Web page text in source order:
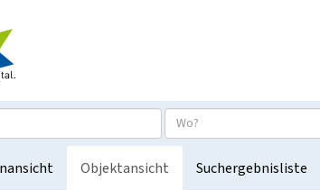
Objektansicht Suchergebnisliste